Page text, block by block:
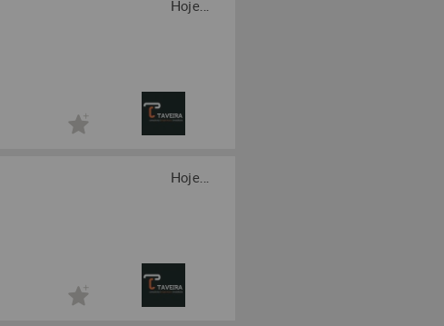
Hoje...
Hoje...